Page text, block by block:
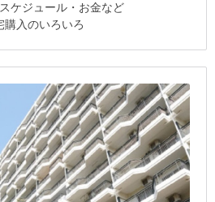
ケジュール・お金など
購入のいろいろ